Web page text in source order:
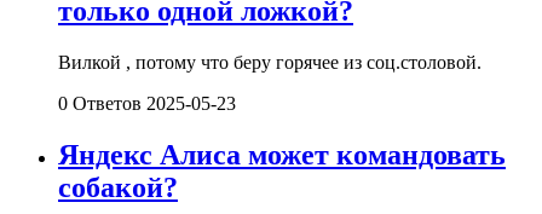
только одной ложкой?
Вилкой , потому что беру горячее из соц.столовой.
0 Ответов 2025-05-23
Яндекс Алиса может командовать
собакой?